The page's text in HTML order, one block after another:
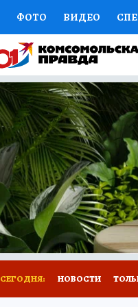
ФОТО ВИДЕО
СОЦПОДДЕРЖКА
НАЦИОНАЛЬНЫЕ
ЖЕНСКИЕ СЕКРЕТЫ
ДЕФИЦИТ ЖЕЛЕЗА
РЕКЛАМА ТЕСТЫ
СЕГОДНЯ: НОВОСТИ